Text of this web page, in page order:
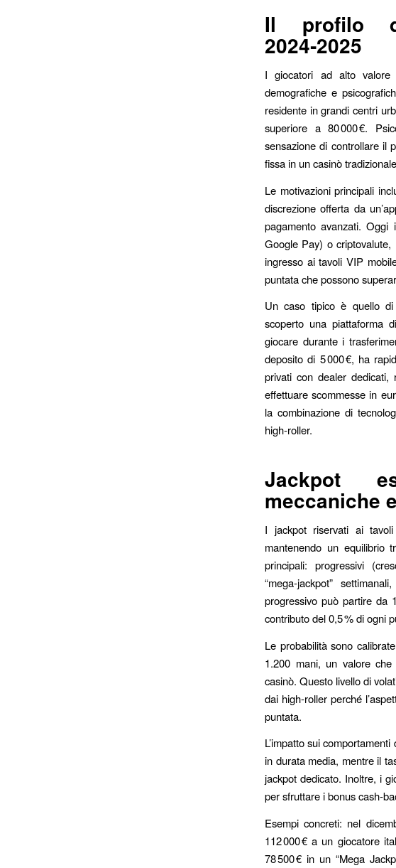
Il profilo
2024‑2025
I giocatori ad alto valore
demografiche e
residente in grandi centri
superiore a 80 000 €.
sensazione di controllare il
fissa in un casinò
Le motivazioni principali
discrezione offerta da
pagamento avanzati. Oggi
Google Pay) o
ingresso ai tavoli VIP
puntata che possono
Un caso tipico è quello di
scoperto una piattaforma
giocare durante i
deposito di 5 000 €, ha
privati con dealer
effettuare scommesse in
la combinazione di
high‑roller.
Jackpot
meccaniche
I jackpot riservati ai
mantenendo un equilibrio
principali: progressivi
“mega‑jackpot”
progressivo può partire da
contributo del 0,5 % di ogni
Le probabilità sono
1.200 mani, un valore che
casinò. Questo livello di
dai high‑roller perché
puntata.
L’impatto sui
in durata media, mentre il
jackpot dedicato. Inoltre, i
per sfruttare i bonus
Esempi concreti: nel
112 000 € a un giocatore
78 500 € in un “Mega